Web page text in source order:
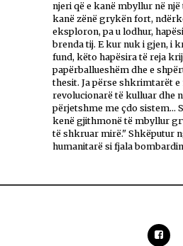
njeri që e kanë mbyllur në një
kanë zënë grykën fort,
eksploron, pa u lodhur,
brenda tij. E kur nuk i gjen, i
fund, këto hapësira të reja
papërballueshëm dhe e
thesit. Ja përse shkrimtarët e
revolucionarë të kulluar dhe
përjetshme me çdo sistem...
kenë gjithmonë të mbyllur
të shkruar mirë." Shkëputur
humanitarë si fjala